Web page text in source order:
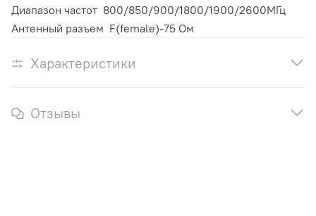
Диапазон частот 800/850/900/1800/1900/2600МГц
Антенный разъем F(female)-75 Ом
Характеристики
Отзывы